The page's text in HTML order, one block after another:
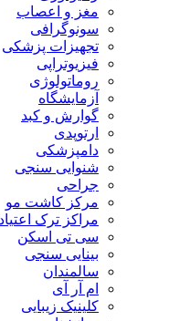
مغز و اعصاب
سونوگرافی
تجهیزات پزشکی
فیزیوتراپی
روماتولوژی
آزمایشگاه
گوارش و کبد
ارتوپدی
دامپزشکی
شنوایی سنجی
جراحی
مرکز کاشت مو
مراکز ترک اعتیاد
سی تی اسکن
بینایی سنجی
سالمندان
ام آر آی
کلینیک زیبایی